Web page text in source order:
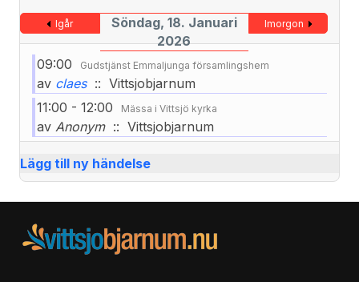
Igår
Söndag, 18. Januari
2026
Imorgon
09:00 Gudstjänst Emmaljunga församlingshem
av claes:: Vittsjobjarnum
11:00 - 12:00
Mässa i Vittsjö kyrka
av Anonym:: Vittsjobjarnum
Lägg till ny händelse